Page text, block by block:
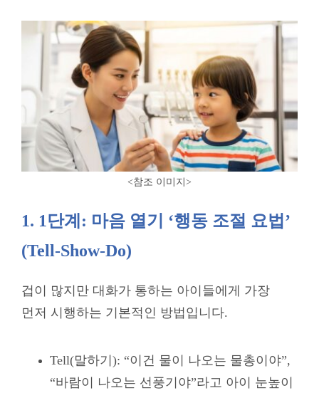
<참조 이미지>
1. 1단계: 마음 열기 ‘행동 조절 요법’
(Tell-Show-Do)
겁이 많지만 대화가 통하는 아이들에게 가장
먼저 시행하는 기본적인 방법입니다.
Tell(말하기): “이건 물이 나오는 물총이야”,
“바람이 나오는 선풍기야”라고 아이 눈높이